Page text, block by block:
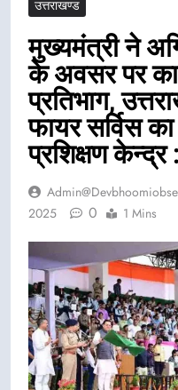
उत्तराखण्ड
मुख्यमंत्री ने
के अवसर पर
प्रतिभाग,
फायर सर्विस
प्रशिक्षण
2025
0 1 Mins